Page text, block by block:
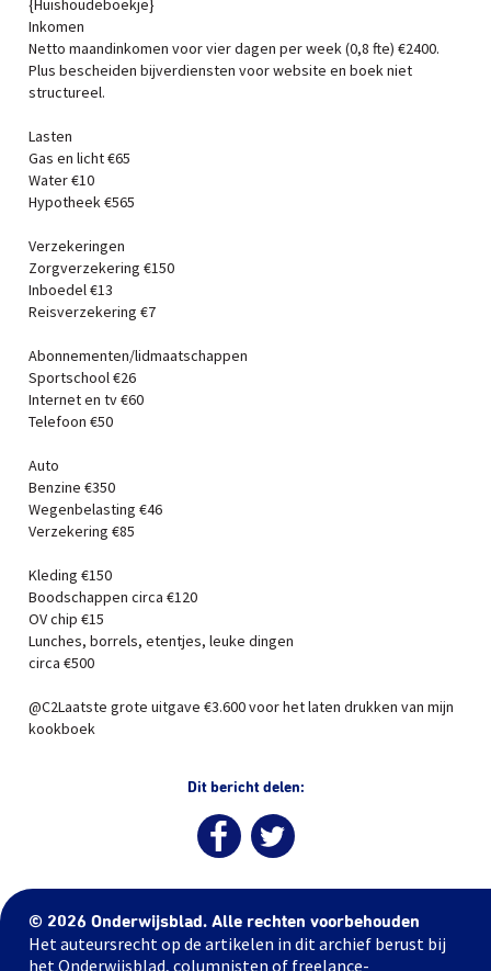
{Huishoudeboekje}
Inkomen
Netto maandinkomen voor vier dagen per week (0,8 fte) €2400.
Plus bescheiden bijverdiensten voor website en boek niet
structureel.
Lasten
Gas en licht €65
Water €10
Hypotheek €565
Verzekeringen
Zorgverzekering €150
Inboedel €13
Reisverzekering €7
Abonnementen/lidmaatschappen
Sportschool €26
Internet en tv €60
Telefoon €50
Auto
Benzine €350
Wegenbelasting €46
Verzekering €85
Kleding €150
Boodschappen circa €120
OV chip €15
Lunches, borrels, etentjes, leuke dingen
circa €500
@C2Laatste grote uitgave €3.600 voor het laten drukken van mijn
kookboek
Dit bericht delen:
© 2026 Onderwijsblad. Alle rechten voorbehouden
Het auteursrecht op de artikelen in dit archief berust bij
het Onderwijsblad, columnisten of freelance-